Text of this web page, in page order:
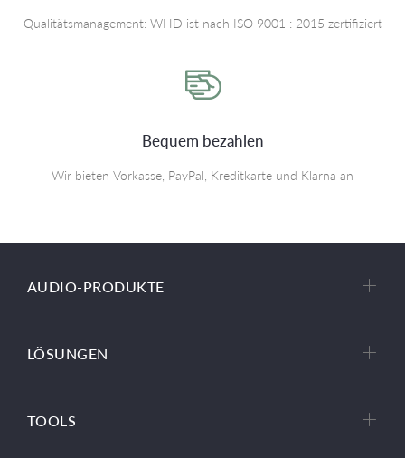
Qualitätsmanagement: WHD ist nach ISO 9001 : 2015 zertifiziert
Bequem bezahlen
Wir bieten Vorkasse, PayPal, Kreditkarte und Klarna an
AUDIO-PRODUKTE
LÖSUNGEN
TOOLS